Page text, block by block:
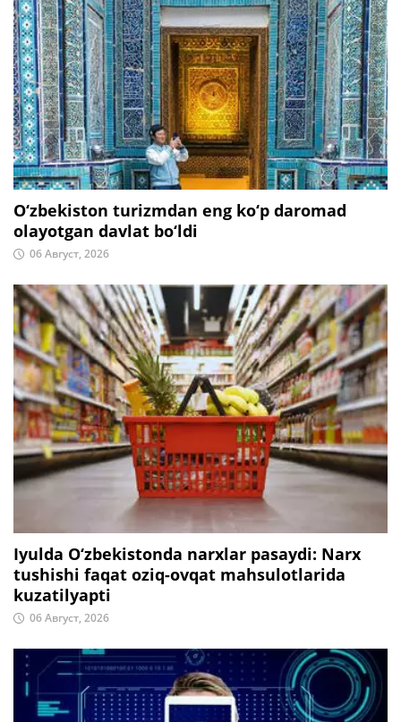
O‘zbekiston turizmdan eng ko‘p daromad
olayotgan davlat bo‘ldi
06 Август, 2026
Iyulda O‘zbekistonda narxlar pasaydi: Narx
tushishi faqat oziq-ovqat mahsulotlarida
kuzatilyapti
06 Август, 2026